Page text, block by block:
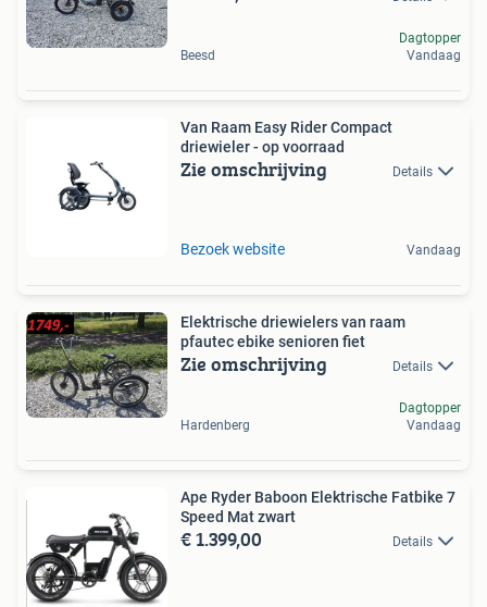
Beesd
Dagtopper
Vandaag
Van Raam Easy Rider Compact
driewieler - op voorraad
Zie omschrijving Details
Bezoek website Vandaag
Elektrische driewielers van raam
pfautec ebike senioren fiet
Zie omschrijving Details
Hardenberg
Dagtopper
Vandaag
Ape Ryder Baboon Elektrische Fatbike 7
Speed Mat zwart
€ 1.399,00 Details